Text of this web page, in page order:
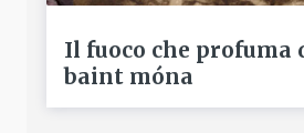
Il fuoco che profuma
baint móna